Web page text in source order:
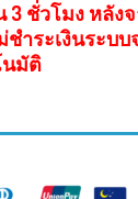
3 ชั่วโมง หลัง
ำระเงินระบบ
นมัติ